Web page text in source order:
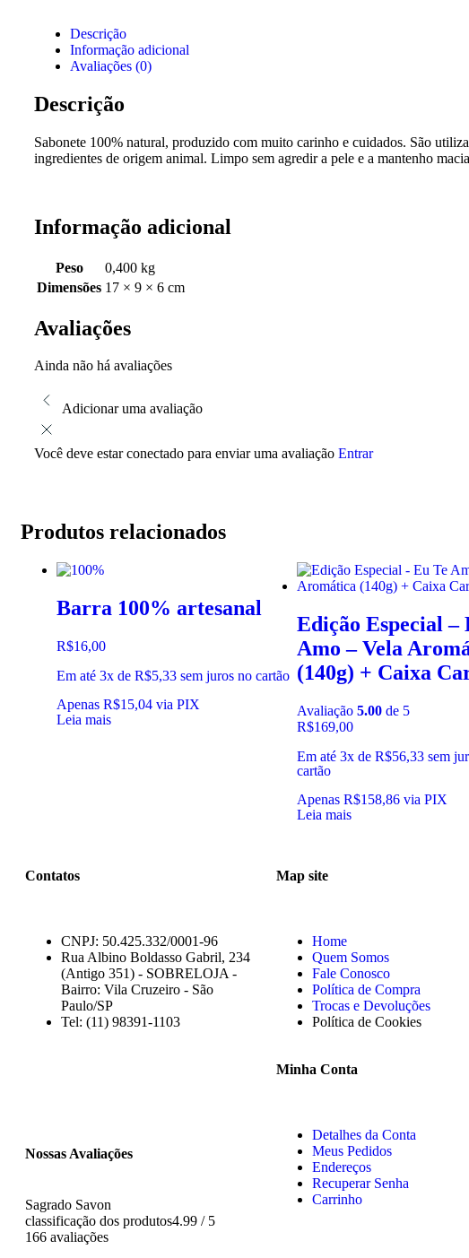
Descrição
Informação adicional
Avaliações (0)
Descrição
Sabonete 100% natural, produzido com muito carinho e cuidados. São
ingredientes de origem animal. Limpo sem agredir a pele e a mantenho
Informação adicional
Peso
0,400 kg
Dimensões 17 × 9 × 6 cm
Avaliações
Ainda não há avaliações
Adicionar uma avaliação
Você deve estar conectado para enviar uma avaliação Entrar
Produtos relacionados
Barra 100% artesanal
R$16,00
Em até 3x de R$5,33 sem juros no cartão
Apenas R$15,04 via PIX
Leia mais
Edição Especial –
Amo – Vela
(140g) + Caixa
Avaliação 5.00de 5
R$169,00
Em até 3x de R$56,33 sem
cartão
Apenas R$158,86 via PIX
Leia mais
Contatos
CNPJ: 50.425.332/0001-96
Rua Albino Boldasso Gabril, 234
(Antigo 351) - SOBRELOJA -
Bairro: Vila Cruzeiro - São
Paulo/SP
​​​​​​​​​​​​​​​​​​​​Tel: (11) 98391-1103
Nossas Avaliações
Sagrado Savon
classificação dos produtos4.99 / 5
166 avaliações
Map site
Home
Quem Somos
Fale Conosco
Política de Compra
Trocas e Devoluções
Política de Cookies
Minha Conta
Detalhes da Conta
Meus Pedidos
Endereços
Recuperar Senha
Carrinho